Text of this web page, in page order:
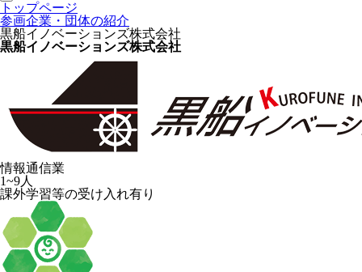
トップページ
参画企業・団体の紹介
黒船イノベーションズ株式会社
黒船イノベーションズ株式会社
情報通信業
1~9人
課外学習等の受け入れ有り